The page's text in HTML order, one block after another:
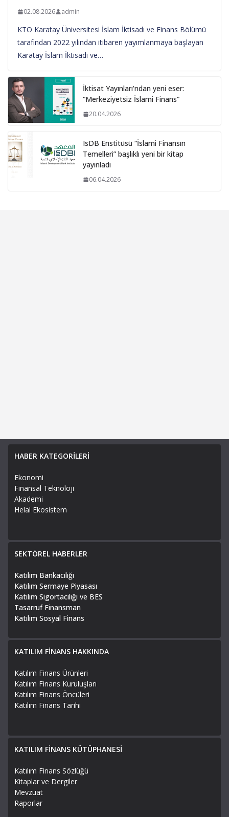
02.08.2026 admin
KTO Karatay Üniversitesi İslam İktisadı ve Finans Bölümü
tarafından 2022 yılından itibaren yayımlanmaya başlayan
Karatay İslam İktisadı ve…
İktisat Yayınları’ndan yeni eser:
“Merkeziyetsiz İslami Finans”
20.04.2026
IsDB Enstitüsü “İslami Finansın
Temelleri” başlıklı yeni bir kitap
yayınladı
06.04.2026
HABER KATEGORİLERİ
Ekonomi
Finansal Teknoloji
Akademi
Helal Ekosistem
SEKTÖREL HABERLER
Katılım Bankacılığı
Katılım Sermaye Piyasası
Katılım Sigortacılığı ve BES
Tasarruf Finansman
Katılım Sosyal Finans
KATILIM FİNANS HAKKINDA
Katılım Finans Ürünleri
Katılım Finans Kuruluşları
Katılım Finans Öncüleri
Katılım Finans Tarihi
KATILIM FİNANS KÜTÜPHANESİ
Katılım Finans Sözlüğü
Kitaplar ve Dergiler
Mevzuat
Raporlar